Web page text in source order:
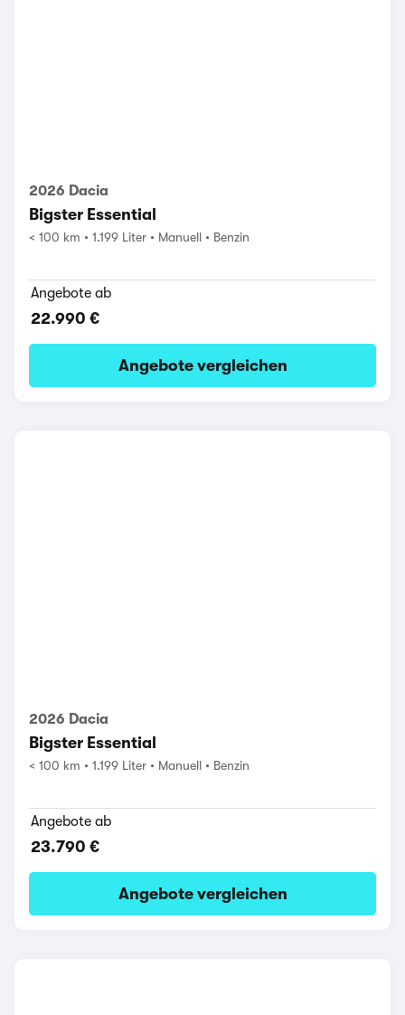
2026 Dacia
Bigster Essential
< 100 km 1.199 Liter Manuell Benzin
Angebote ab
22.990 €
Angebote vergleichen
2026 Dacia
Bigster Essential
< 100 km 1.199 Liter Manuell Benzin
Angebote ab
23.790 €
Angebote vergleichen